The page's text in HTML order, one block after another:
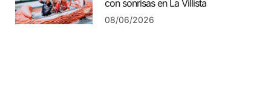
con sonrisas en La Villista
08/06/2026